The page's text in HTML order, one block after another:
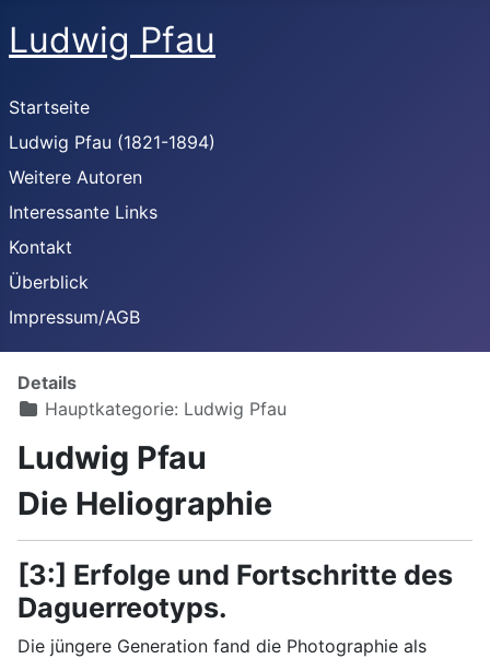
Ludwig Pfau
Startseite
Ludwig Pfau (1821-1894)
Weitere Autoren
Interessante Links
Kontakt
Überblick
Impressum/AGB
Details
Hauptkategorie: Ludwig Pfau
Ludwig Pfau
Die Heliographie
[3:] Erfolge und Fortschritte des
Daguerreotyps.
Die jüngere Generation fand die Photographie als